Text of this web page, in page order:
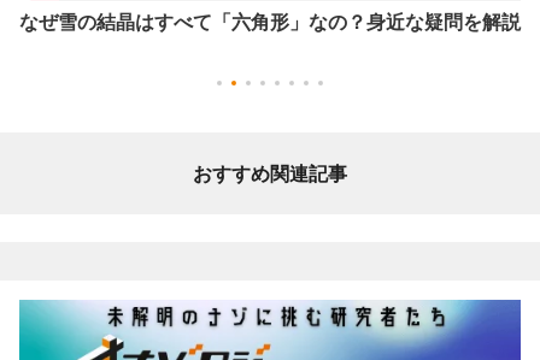
なぜ雪の結晶はすべて「六角形」なの？身近な疑問を解説
おすすめ関連記事